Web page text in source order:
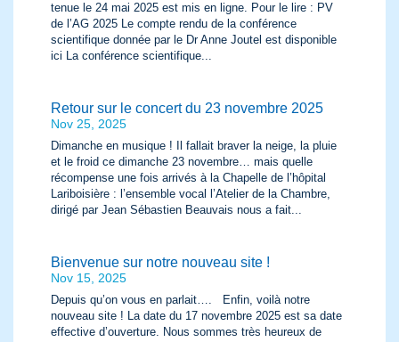
tenue le 24 mai 2025 est mis en ligne. Pour le lire : PV
de l’AG 2025 Le compte rendu de la conférence
scientifique donnée par le Dr Anne Joutel est disponible
ici La conférence scientifique...
Retour sur le concert du 23 novembre 2025
Nov 25, 2025
Dimanche en musique ! Il fallait braver la neige, la pluie
et le froid ce dimanche 23 novembre… mais quelle
récompense une fois arrivés à la Chapelle de l’hôpital
Lariboisière : l’ensemble vocal l’Atelier de la Chambre,
dirigé par Jean Sébastien Beauvais nous a fait...
Bienvenue sur notre nouveau site !
Nov 15, 2025
Depuis qu’on vous en parlait…. Enfin, voilà notre
nouveau site ! La date du 17 novembre 2025 est sa date
effective d’ouverture. Nous sommes très heureux de